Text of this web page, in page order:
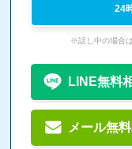
24
※話し中の場合
LINE無料
メール無